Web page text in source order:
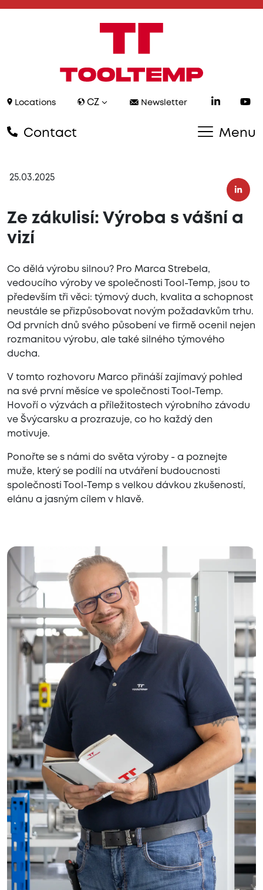
Locations CZ Newsletter
Contact Menu
25.03.2025
Ze zákulisí: Výroba s vášní a
vizí
Co dělá výrobu silnou? Pro Marca Strebela,
vedoucího výroby ve společnosti Tool-Temp, jsou to
především tři věci: týmový duch, kvalita a schopnost
neustále se přizpůsobovat novým požadavkům trhu.
Od prvních dnů svého působení ve firmě ocenil nejen
rozmanitou výrobu, ale také silného týmového
ducha.
V tomto rozhovoru Marco přináší zajímavý pohled
na své první měsíce ve společnosti Tool-Temp.
Hovoří o výzvách a příležitostech výrobního závodu
ve Švýcarsku a prozrazuje, co ho každý den
motivuje.
Ponořte se s námi do světa výroby - a poznejte
muže, který se podílí na utváření budoucnosti
společnosti Tool-Temp s velkou dávkou zkušeností,
elánu a jasným cílem v hlavě.